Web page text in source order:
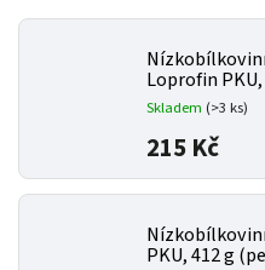
Loprofin
Skladem (>3 ks)
215 Kč
PKU, 412 g